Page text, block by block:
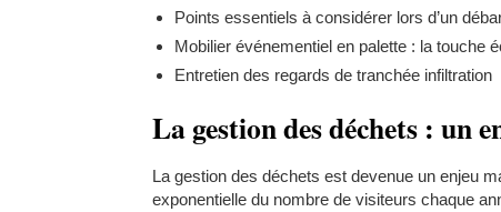
Points essentiels à considérer lors d’un
Mobilier événementiel en palette : la touche
Entretien des regards de tranchée infiltration
La gestion des déchets : un
La gestion des déchets est devenue un enjeu
exponentielle du nombre de visiteurs chaque